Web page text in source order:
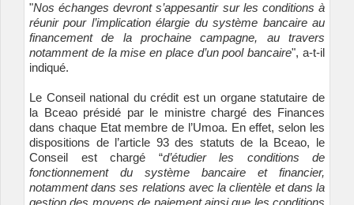
"Nos échanges devront s’appesantir sur les conditions à
réunir pour l’implication élargie du système bancaire au
financement de la prochaine campagne, au travers
notamment de la mise en place d’un pool bancaire", a-t-il
indiqué.
Le Conseil national du crédit est un organe statutaire de
la Bceao présidé par le ministre chargé des Finances
dans chaque Etat membre de l’Umoa. En effet, selon les
dispositions de l’article 93 des statuts de la Bceao, le
Conseil est chargé “d’étudier les conditions de
fonctionnement du système bancaire et financier,
notamment dans ses relations avec la clientèle et dans la